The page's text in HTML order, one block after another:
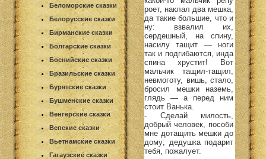
Беломорские сказки
Белорусские сказки
Бирманские сказки
Болгарские сказки
Боснийские сказки
Бразильские сказки
Бурятские сказки
Бушменские сказки
Венгерские сказки
Вепские сказки
Вьетнамские сказки
Гагаузские сказки
роет, наклал два мешка,
да такие большие, что и
ну: взвалил их,
сердешный, на спину,
насилу тащит — ноги
так и подгибаются, инда
спина хрустит! Вот
мальчик тащил-тащил,
невмоготу, вишь, стало,
бросил мешки наземь,
глядь — а перед ним
стоит Ванька.
- Сделай милость,
добрый человек, пособи
мне дотащить мешки до
дому; дедушка подарит
тебя, пожалует.